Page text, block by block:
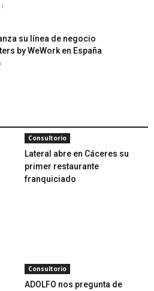
su línea de negocio
by WeWork en España
Consultorio
Lateral abre en Cáceres su
primer restaurante
franquiciado
Consultorio
ADOLFO nos pregunta de